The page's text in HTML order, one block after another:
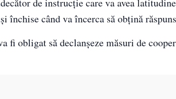
închise când va încerca să obţină
fi obligat să declanşeze măsuri de